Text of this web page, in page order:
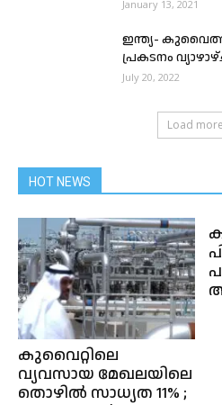
January 13, 2021
ഇന്ത്യ-
പ്രകടനം
July 20, 2022
Load more
HOT NEWS
കുവൈറ്റിലെ
വ്യവസായ മേഖലയിലെ
തൊഴിൽ സാധ്യത 11% ;